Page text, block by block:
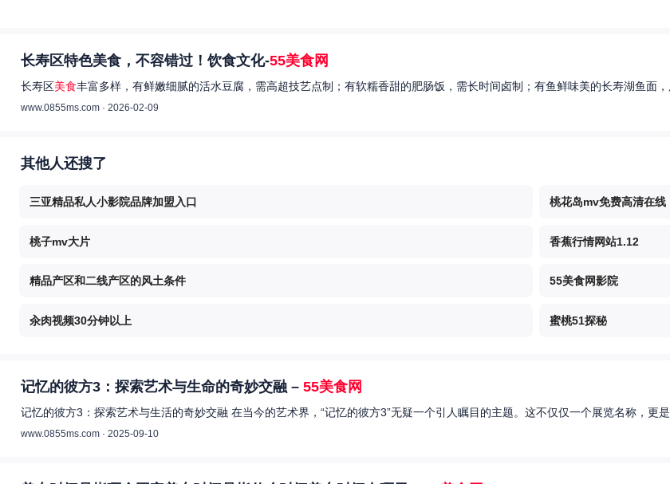
长寿区特色美食，不容错过！饮食文化-55美食网
长寿区美食丰富多样，有鲜嫩细腻的活水豆腐，需高超技艺点制；有软糯香甜的肥肠饭，需长时间卤制；有鱼鲜味美的长寿湖鱼面
www.0855ms.com · 2026-02-09
其他人还搜了
三亚精品私人小影院品牌加盟入口 桃花岛mv免费高清在线
桃子mv大片 香蕉行情网站1.12
精品产区和二线产区的风土条件 55美食网影院
汆肉视频30分钟以上 蜜桃51探秘
记忆的彼方3：探索艺术与生命的奇妙交融 – 55美食网
记忆的彼方3：探索艺术与生活的奇妙交融 在当今的艺术界，“记忆的彼方3”无疑一个引人瞩目的主题。这不仅仅一个展览名称，更
www.0855ms.com · 2025-09-10